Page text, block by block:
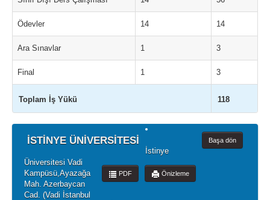
Ödevler 14 14
Ara Sınavlar 1 3
Final 1 3
Toplam İş Yükü 118
İSTİNYE ÜNİVERSİTESİ Başa dön
Önizleme
PDF
İstinye
Üniversitesi Vadi
Kampüsü,Ayazağa
Mah. Azerbaycan
Cad. (Vadi İstanbul